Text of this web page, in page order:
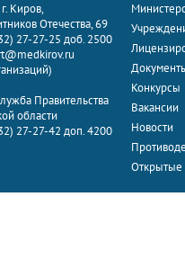
Киров,
Отечества, 69
27-27-25 доб. 2500
Правительства
области
27-27-42 доп. 4200
Конкурсы
Вакансии
Новости